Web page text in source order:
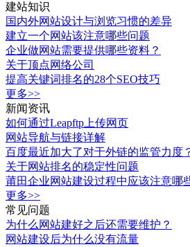
建站知识
国内外网站设计与浏览习惯的差异
建立一个网站该注意哪些问题
企业做网站需要提供哪些资料？
关于顶点网络公司
提高关键词排名的28个SEO技巧
更多>>
新闻资讯
如何通过Leapftp上传网页
网站导航与链接详解
百度最近加大了对于外链的监管力度
关于网站排名的稳定性问题
莆田企业网站建设过程中应该注意哪
更多>>
常见问题
为什么网站建好之后还需要维护？
网站建设后为什么没有流量